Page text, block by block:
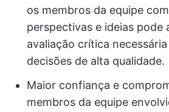
os membros da equipe
perspectivas e ideias pode
avaliação crítica
decisões de alta qualidade.
Maior confiança e
membros da equipe